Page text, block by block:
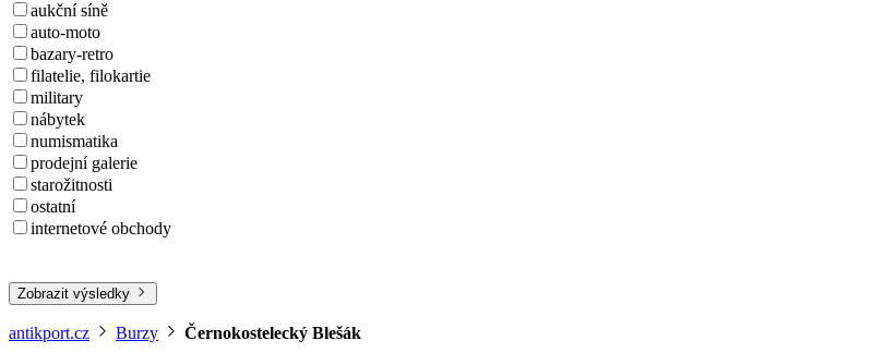
aukční síně
auto-moto
bazary-retro
filatelie, filokartie
military
nábytek
numismatika
prodejní galerie
starožitnosti
ostatní
internetové obchody
Zobrazit výsledky
antikport.cz Burzy Černokostelecký Blešák